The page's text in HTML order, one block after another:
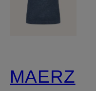
MAERZ